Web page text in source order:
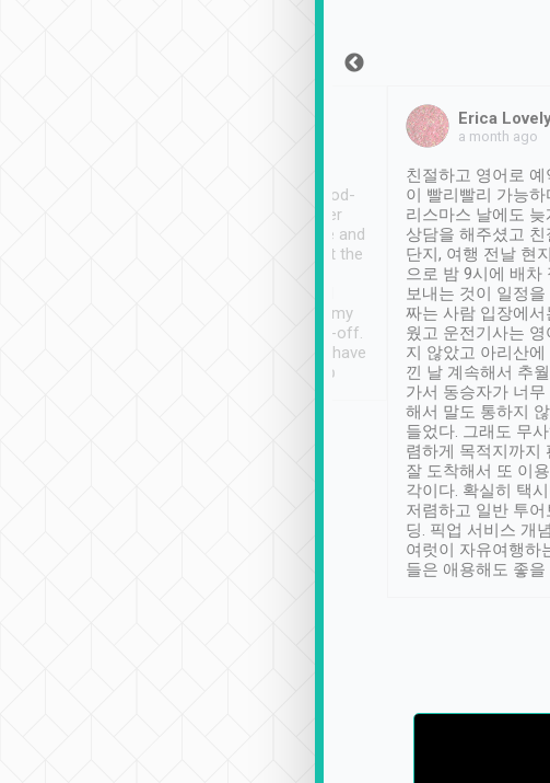
service, vehicles in good-
condition and the driver
service was awesome and
thoughtful. Driver went the
have safely arrived at my
destination after drop-off.
Definitely something I have
not seen elsewhere 👍
Erica
a month ago
친절하고 영어로
이 빨리빨리 가능하
리스마스 날에도 늦
상담을 해주셨고 친
단지, 여행 전날 현
으로 밤 9시에 배차
보내는 것이 일정을
짜는 사람 입장에서
웠고 운전기사는 영
지 않았고 아리산
낀 날 계속해서 추
가서 동승자가 너무
해서 말도 통하지
들었다. 그래도 무
렴하게 목적지까지
잘 도착해서 또 이
각이다. 확실히 택
저렴하고 일반 투어
딩. 픽업 서비스 개
여럿이 자유여행하
들은 애용해도 좋을